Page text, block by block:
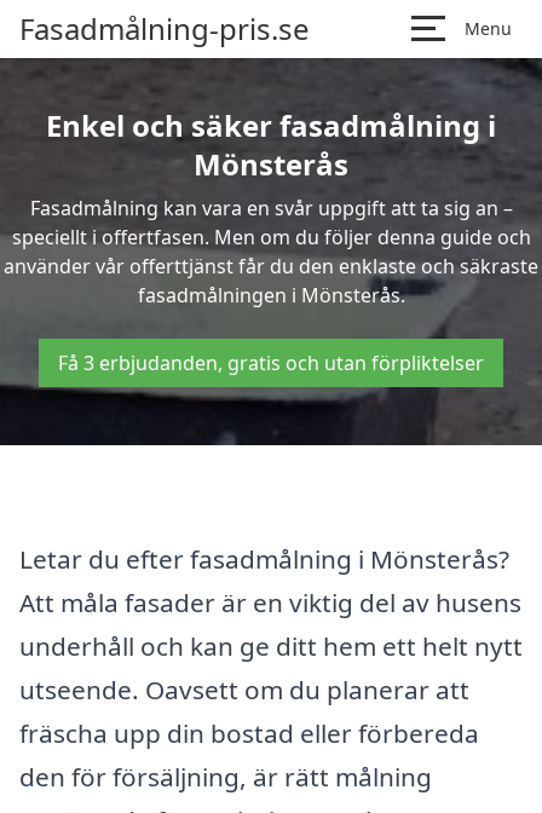
Fasadmålning-pris.se Menu
Enkel och säker fasadmålning i
Mönsterås
Fasadmålning kan vara en svår uppgift att ta sig an –
speciellt i offertfasen. Men om du följer denna guide och
använder vår offerttjänst får du den enklaste och säkraste
fasadmålningen i Mönsterås.
Få 3 erbjudanden, gratis och utan förpliktelser
Letar du efter fasadmålning i Mönsterås?
Att måla fasader är en viktig del av husens
underhåll och kan ge ditt hem ett helt nytt
utseende. Oavsett om du planerar att
fräscha upp din bostad eller förbereda
den för försäljning, är rätt målning